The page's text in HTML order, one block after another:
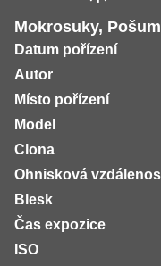
Mokrosuky,
Datum pořízení
Autor
Místo pořízení
Model
Clona
Ohnisková
Blesk
Čas expozice
ISO